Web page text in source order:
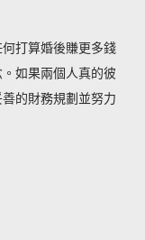
打算婚後賺更多錢
如果兩個人真的彼
的財務規劃並努力